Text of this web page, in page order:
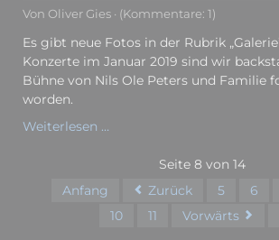
Von Oliver Gies · (Kommentare: 1)
Es gibt neue Fotos in der Rubrik
Konzerte im Januar 2019 sind wir
Bühne von Nils Ole Peters und Familie
worden.
Weiterlesen …Neue
Seite 8 von 14
Anfang
Zurück 5 6
10
11 Vorwärts